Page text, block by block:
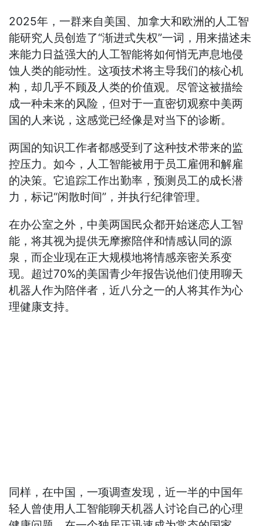
2025年，一群来自美国、加拿大和欧洲的人工智
能研究人员创造了“渐进式失权”一词，用来描述未
来能力日益强大的人工智能将如何悄无声息地侵
蚀人类的能动性。这项技术将主导我们的核心机
构，却几乎不顾及人类的价值观。尽管这被描绘
成一种未来的风险，但对于一直密切观察中美两
国的人来说，这感觉已经像是对当下的诊断。
两国的知识工作者都感受到了这种技术带来的监
控压力。如今，人工智能被用于员工雇佣和解雇
的决策。它追踪工作出勤率，预测员工的成长潜
力，标记“闲散时间”，并执行纪律管理。
在办公室之外，中美两国民众都开始迷恋人工智
能，将其视为提供无摩擦陪伴和情感认同的源
泉，而企业现在正大规模地将情感亲密关系变
现。超过70%的美国青少年报告说他们使用聊天
机器人作为陪伴者，近八分之一的人将其作为心
理健康支持。
同样，在中国，一项调查发现，近一半的中国年
轻人曾使用人工智能聊天机器人讨论自己的心理